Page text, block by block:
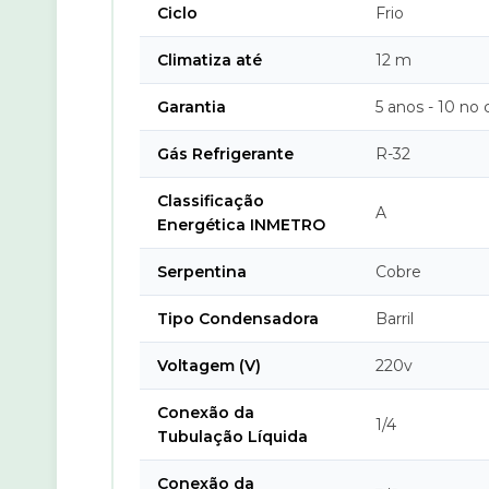
Ciclo Frio
Climatiza até 12 m
Garantia 5 anos - 10 no
Gás Refrigerante R-32
Classificação
Energética INMETRO
A
Serpentina Cobre
Tipo Condensadora Barril
Voltagem (V) 220v
Conexão da
Tubulação Líquida
1/4
Conexão da